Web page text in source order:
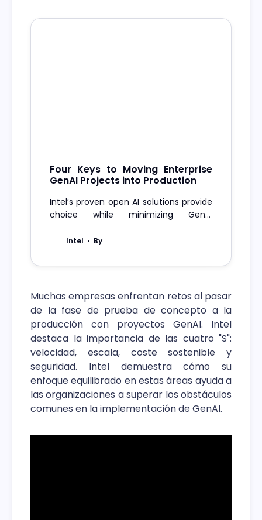
Four Keys to Moving Enterprise
GenAI Projects into Production
Intel’s proven open AI solutions provide
choice while minimizing GenAI
Intel By
Muchas empresas enfrentan retos al pasar
de la fase de prueba de concepto a la
producción con proyectos GenAI. Intel
destaca la importancia de las cuatro "S":
velocidad, escala, coste sostenible y
seguridad. Intel demuestra cómo su
enfoque equilibrado en estas áreas ayuda a
las organizaciones a superar los obstáculos
comunes en la implementación de GenAI.